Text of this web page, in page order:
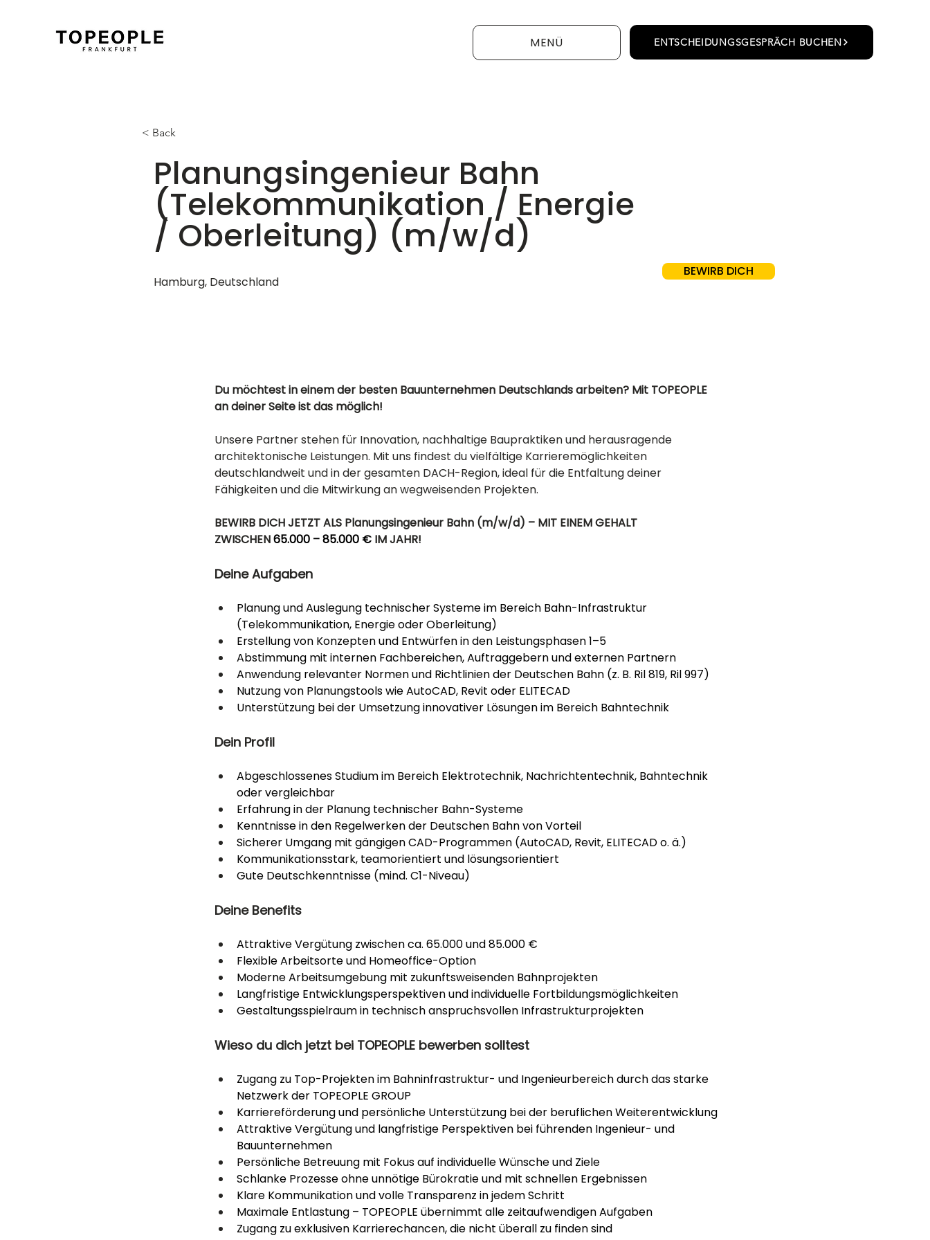
MENÜ ENTSCHEIDUNGSGESPRÄCH BUCHEN
< Back
Planungsingenieur Bahn
(Telekommunikation / Energie
/ Oberleitung) (m/w/d)
Hamburg, Deutschland
BEWIRB DICH
Du möchtest in einem der besten Bauunternehmen Deutschlands arbeiten? Mit TOPEOPLE
an deiner Seite ist das möglich!
Unsere Partner stehen für Innovation, nachhaltige Baupraktiken und herausragende
architektonische Leistungen. Mit uns findest du vielfältige Karrieremöglichkeiten
deutschlandweit und in der gesamten DACH-Region, ideal für die Entfaltung deiner
Fähigkeiten und die Mitwirkung an wegweisenden Projekten.
BEWIRB DICH JETZT ALS Planungsingenieur Bahn (m/w/d) – MIT EINEM GEHALT
ZWISCHEN 65.000 – 85.000 € IM JAHR!
Deine Aufgaben
Planung und Auslegung technischer Systeme im Bereich Bahn-Infrastruktur
(Telekommunikation, Energie oder Oberleitung)
Erstellung von Konzepten und Entwürfen in den Leistungsphasen 1–5
Abstimmung mit internen Fachbereichen, Auftraggebern und externen Partnern
Anwendung relevanter Normen und Richtlinien der Deutschen Bahn (z. B. Ril 819, Ril 997)
Nutzung von Planungstools wie AutoCAD, Revit oder ELITECAD
Unterstützung bei der Umsetzung innovativer Lösungen im Bereich Bahntechnik
Dein Profil
Abgeschlossenes Studium im Bereich Elektrotechnik, Nachrichtentechnik, Bahntechnik
oder vergleichbar
Erfahrung in der Planung technischer Bahn-Systeme
Kenntnisse in den Regelwerken der Deutschen Bahn von Vorteil
Sicherer Umgang mit gängigen CAD-Programmen (AutoCAD, Revit, ELITECAD o. ä.)
Kommunikationsstark, teamorientiert und lösungsorientiert
Gute Deutschkenntnisse (mind. C1-Niveau)
Deine Benefits
Attraktive Vergütung zwischen ca. 65.000 und 85.000 €
Flexible Arbeitsorte und Homeoffice-Option
Moderne Arbeitsumgebung mit zukunftsweisenden Bahnprojekten
Langfristige Entwicklungsperspektiven und individuelle Fortbildungsmöglichkeiten
Gestaltungsspielraum in technisch anspruchsvollen Infrastrukturprojekten
Wieso du dich jetzt bei TOPEOPLE bewerben solltest
Zugang zu Top-Projekten im Bahninfrastruktur- und Ingenieurbereich durch das starke
Netzwerk der TOPEOPLE GROUP
Karriereförderung und persönliche Unterstützung bei der beruflichen Weiterentwicklung
Attraktive Vergütung und langfristige Perspektiven bei führenden Ingenieur- und
Bauunternehmen
Persönliche Betreuung mit Fokus auf individuelle Wünsche und Ziele
Schlanke Prozesse ohne unnötige Bürokratie und mit schnellen Ergebnissen
Klare Kommunikation und volle Transparenz in jedem Schritt
Maximale Entlastung – TOPEOPLE übernimmt alle zeitaufwendigen Aufgaben
Zugang zu exklusiven Karrierechancen, die nicht überall zu finden sind